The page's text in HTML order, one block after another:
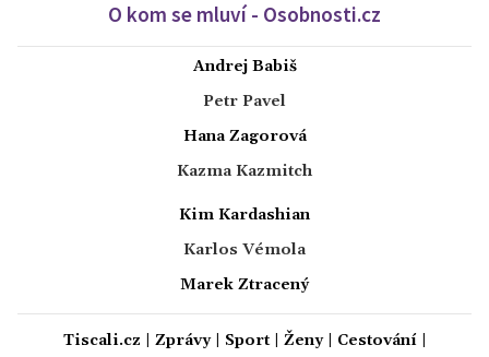
O kom se mluví - Osobnosti.cz
Andrej Babiš
Petr Pavel
Hana Zagorová
Kazma Kazmitch
Kim Kardashian
Karlos Vémola
Marek Ztracený
Tiscali.cz Zprávy| Sport| Ženy| Cestování|